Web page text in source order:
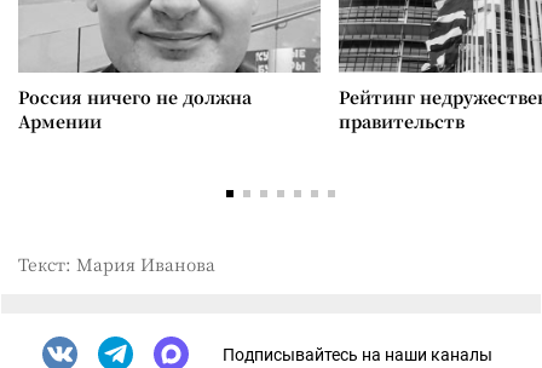
Россия ничего не должна
Армении
Рейтинг
правительств
Текст: Мария Иванова
Подписывайтесь на наши каналы